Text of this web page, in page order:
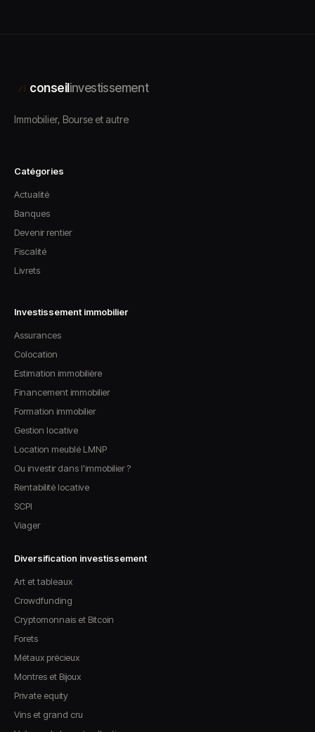
conseil investissement
Immobilier, Bourse et autre
Catégories
Actualité
Banques
Devenir rentier
Fiscalité
Livrets
Investissement immobilier
Assurances
Colocation
Estimation immobilière
Financement immobilier
Formation immobilier
Gestion locative
Location meublé LMNP
Ou investir dans l'immobilier ?
Rentabilité locative
SCPI
Viager
Diversification investissement
Art et tableaux
Crowdfunding
Cryptomonnais et Bitcoin
Forets
Métaux précieux
Montres et Bijoux
Private equity
Vins et grand cru